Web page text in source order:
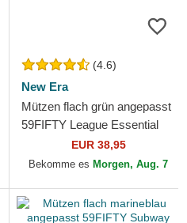
(4.6)
New Era
Mützen flach grün angepasst
59FIFTY League Essential
der New York Yankees MLB
von New Era
EUR 38,95
Bekomme es Morgen, Aug. 7